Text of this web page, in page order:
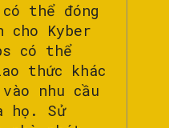
thể đóng
cho Kyber
có thể
thức khác
nhu cầu
họ. Sử